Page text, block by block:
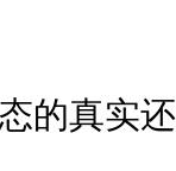
的真实